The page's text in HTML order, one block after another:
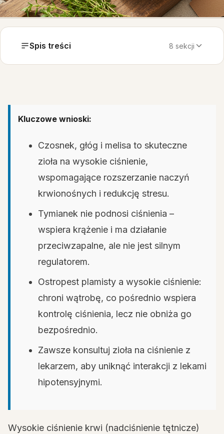
Spis treści 8 sekcji
Kluczowe wnioski:
Czosnek, głóg i melisa to skuteczne
zioła na wysokie ciśnienie,
wspomagające rozszerzanie naczyń
krwionośnych i redukcję stresu.
Tymianek nie podnosi ciśnienia –
wspiera krążenie i ma działanie
przeciwzapalne, ale nie jest silnym
regulatorem.
Ostropest plamisty a wysokie ciśnienie:
chroni wątrobę, co pośrednio wspiera
kontrolę ciśnienia, lecz nie obniża go
bezpośrednio.
Zawsze konsultuj zioła na ciśnienie z
lekarzem, aby uniknąć interakcji z lekami
hipotensyjnymi.
Wysokie ciśnienie krwi (nadciśnienie tętnicze)